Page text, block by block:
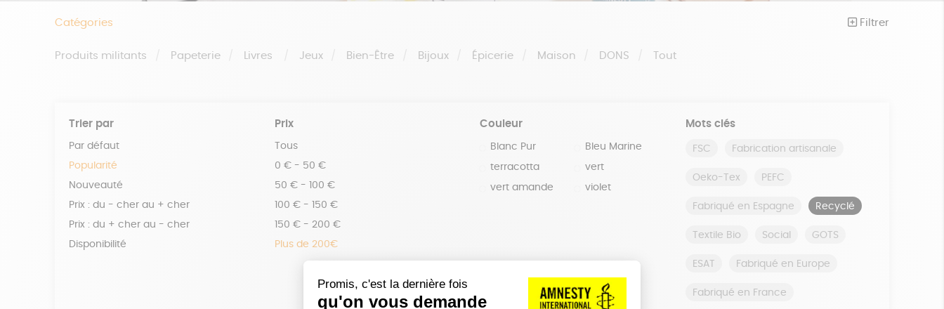
Catégories Filtrer
Produits militants Papeterie Livres Jeux Bien-Être Bijoux Épicerie Maison DONS Tout
Trier par
Par défaut
Popularité
Nouveauté
Prix : du - cher au + cher
Prix : du + cher au - cher
Disponibilité
Prix
Tous
0 € - 50 €
50 € - 100 €
100 € - 150 €
150 € - 200 €
Plus de 200€
Couleur
Blanc Pur Bleu Marine
terracotta vert
vert amande violet
Mots clés
FSC Fabrication artisanale
Oeko-Tex PEFC
Fabriqué en Espagne Recyclé
Textile Bio Social GOTS
ESAT Fabriqué en Europe
Fabriqué en France